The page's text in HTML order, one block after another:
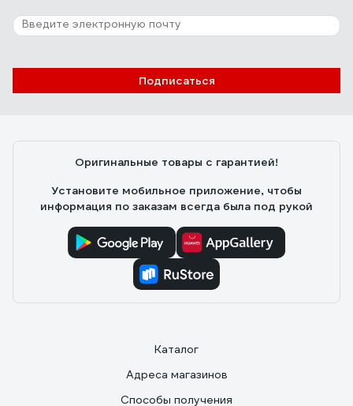
Подписаться
Оригинальные товары с гарантией!
Установите мобильное приложение, чтобы
информация по заказам всегда была под рукой
Каталог
Адреса магазинов
Способы получения